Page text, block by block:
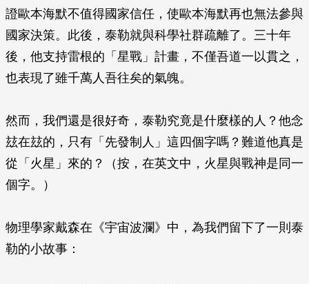
證歐本海默不值得國家信任，使歐本海默再也無法參與
國家決策。此後，泰勒就與科學社群疏離了。三十年
後，他支持雷根的「星戰」計畫，不僅吾道一以貫之，
也表現了雖千萬人吾往矣的氣魄。
然而，我們還是很好奇，泰勒究竟是什麼樣的人？他念
玆在玆的，只有「先發制人」這四個字嗎？難道他真是
從「火星」來的？（按，在英文中，火星與戰神是同一
個字。）
物理學家戴森在《宇宙波瀾》中，為我們留下了一則泰
勒的小故事：